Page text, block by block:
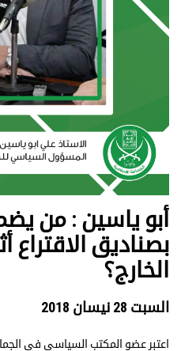
أبو ياسين : من
بصناديق الاقتراع
الخارج؟
السبت 28 نيسان 2018
اعتبر عضو المكتب السياسي في